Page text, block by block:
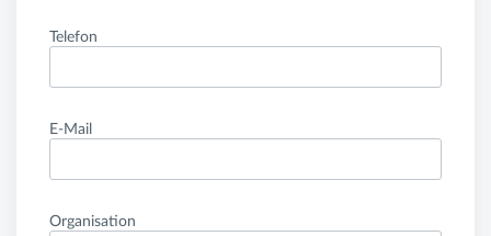
Telefon
E-Mail
Organisation